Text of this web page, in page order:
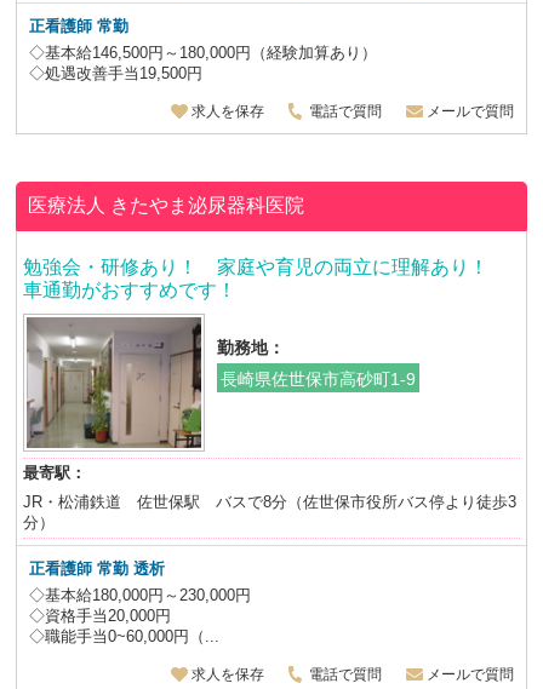
正看護師 常勤
◇基本給146,500円～180,000円（経験加算あり）
◇処遇改善手当19,500円
求人を保存 電話で質問 メールで質問
医療法人 きたやま泌尿器科医院
勉強会・研修あり！ 家庭や育児の両立に理解あり！
車通勤がおすすめです！
勤務地：
長崎県佐世保市高砂町1-9
最寄駅：
JR・松浦鉄道 佐世保駅 バスで8分（佐世保市役所バス停より徒歩3
分）
正看護師 常勤 透析
◇基本給180,000円～230,000円
◇資格手当20,000円
◇職能手当0~60,000円（...
求人を保存 電話で質問 メールで質問